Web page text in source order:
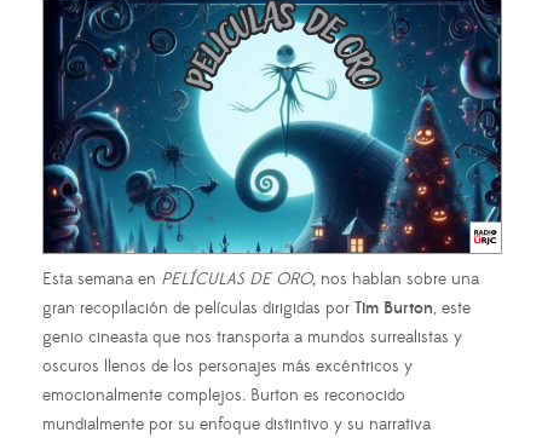
Esta semana en PELÍCULAS DE ORO, nos hablan sobre una
gran recopilación de películas dirigidas por Tim Burton, este
genio cineasta que nos transporta a mundos surrealistas y
oscuros llenos de los personajes más excéntricos y
emocionalmente complejos. Burton es reconocido
mundialmente por su enfoque distintivo y su narrativa